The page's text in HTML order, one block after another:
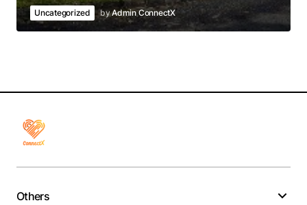
Uncategorized byAdmin ConnectX
Others